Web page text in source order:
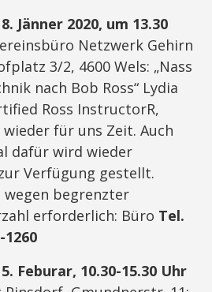
Jänner 2020, um 13.30
Netzwerk Gehirn
3/2, 4600 Wels: „Nass
nach Bob Ross“ Lydia
Ross InstructorR,
für uns Zeit. Auch
dafür wird wieder
Verfügung gestellt.
wegen begrenzter
erforderlich: Büro Tel.
1260
Feburar, 10.30-15.30 Uhr